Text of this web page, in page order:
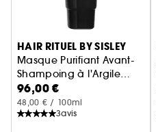
Ignorer le carrousel produits
HAIR RITUEL BY SISLEY
Masque Purifiant Avant-
Shampoing à l'Argile
Blanche
Masque Cheveux Normaux
96,00 €
48,00 € / 100ml
3avis